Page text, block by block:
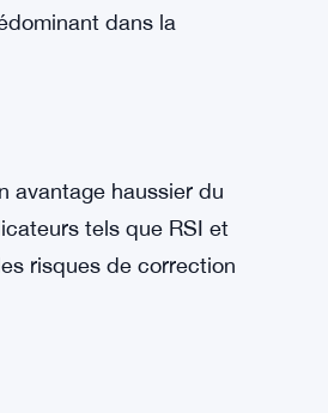
haussier, selon les
dans la